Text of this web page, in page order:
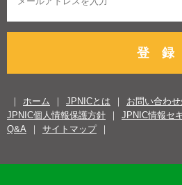
登 録
ホーム JPNICとは お問い合わ
JPNIC個人情報保護方針
JPNIC情報セ
Q&A
サイトマップ